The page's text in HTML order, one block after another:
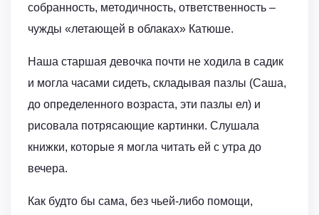
собранность, методичность, ответственность –
чужды «летающей в облаках» Катюше.
Наша старшая девочка почти не ходила в садик
и могла часами сидеть, складывая пазлы (Саша,
до определенного возраста, эти пазлы ел) и
рисовала потрясающие картинки. Слушала
книжки, которые я могла читать ей с утра до
вечера.
Как будто бы сама, без чьей-либо помощи,